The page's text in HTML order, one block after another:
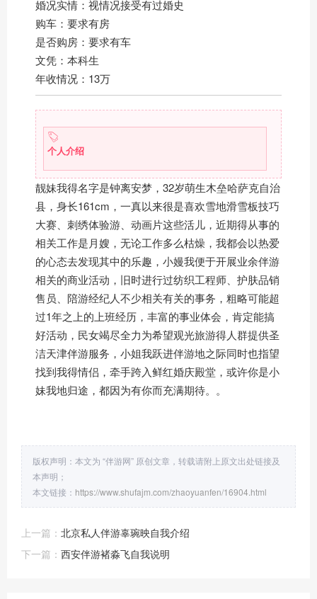
婚况实情：视情况接受有过婚史
购车：要求有房
是否购房：要求有车
文凭：本科生
年收情况：13万
个人介绍
靓妹我得名字是钟离安梦，32岁萌生木垒哈萨克自治
县，身长161cm，一真以来很是喜欢雪地滑雪板技巧
大赛、刺绣体验游、动画片这些活儿，近期得从事的
相关工作是月嫂，无论工作多么枯燥，我都会以热爱
的心态去发现其中的乐趣，小嫚我便于开展业余伴游
相关的商业活动，旧时进行过纺织工程师、护肤品销
售员、陪游经纪人不少相关有关的事务，粗略可能超
过1年之上的上班经历，丰富的事业体会，肯定能搞
好活动，民女竭尽全力为希望观光旅游得人群提供圣
洁天津伴游服务，小姐我跃进伴游地之际同时也指望
找到我得情侣，牵手跨入鲜红婚庆殿堂，或许你是小
妹我地归途，都因为有你而充满期待。。
版权声明：本文为 “伴游网” 原创文章，转载请附上原文出处链接及
本声明；
本文链接： https://www.shufajm.com/zhaoyuanfen/16904.html
上一篇： 北京私人伴游辜琬映自我介绍
下一篇： 西安伴游褚淼飞自我说明